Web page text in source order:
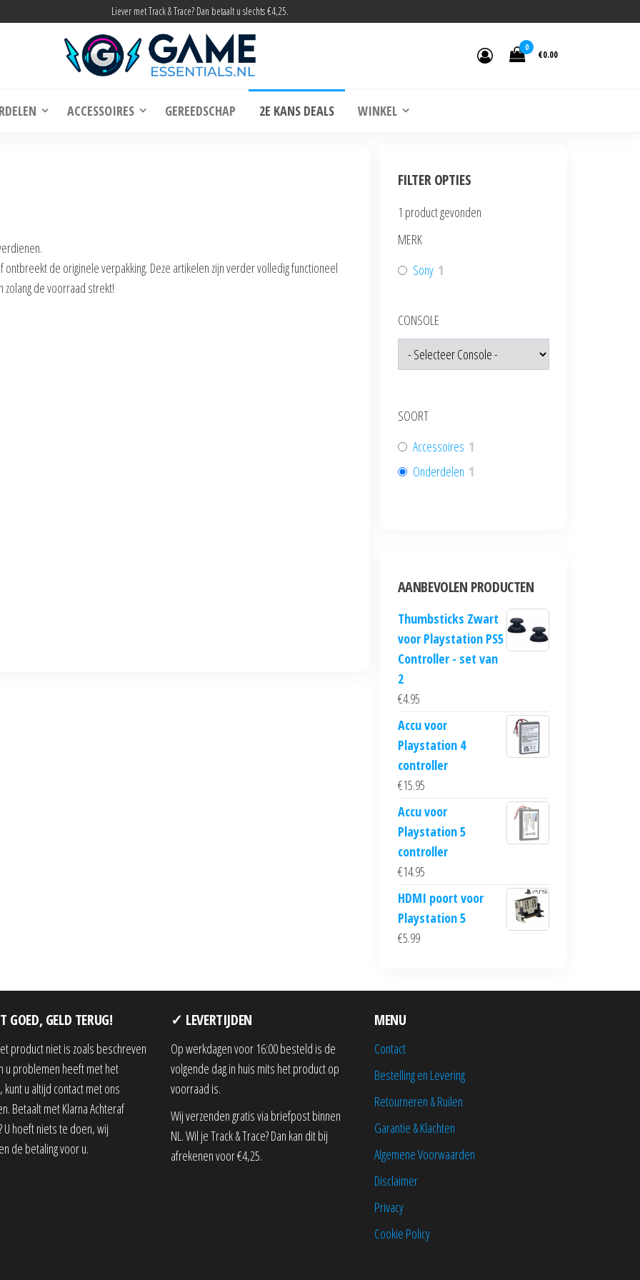
Liever met Track & Trace? Dan betaalt u slechts €4,25.
0
€0.00
ACCESSOIRES GEREEDSCHAP 2E KANS DEALS WINKEL
de originele verpakking. Deze artikelen zijn verder volledig functioneel
de voorraad strekt!
FILTER OPTIES
1 product gevonden
MERK
Sony 1
CONSOLE
SOORT
Accessoires 1
Onderdelen 1
AANBEVOLEN PRODUCTEN
Thumbsticks Zwart
voor Playstation PS5
Controller - set van
2
€4.95
Accu voor
Playstation 4
controller
€15.95
Accu voor
Playstation 5
controller
€14.95
HDMI poort voor
Playstation 5
€5.99
GELD TERUG!
product niet is zoals beschreven
u problemen heeft met het
u altijd contact met ons
Betaalt met Klarna Achteraf
U hoeft niets te doen, wij
de betaling voor u.
✓ LEVERTIJDEN
Op werkdagen voor 16:00 besteld is de
volgende dag in huis mits het product op
voorraad is.
Wij verzenden gratis via briefpost binnen
NL. Wil je Track & Trace? Dan kan dit bij
afrekenen voor €4,25.
MENU
Contact
Bestelling en Levering
Retourneren & Ruilen
Garantie & Klachten
Algemene Voorwaarden
Disclaimer
Privacy
Cookie Policy